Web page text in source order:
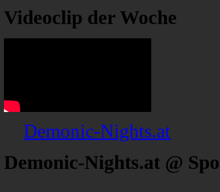
Videoclip der Woche
Demonic-Nights.at
Demonic-Nights.at @